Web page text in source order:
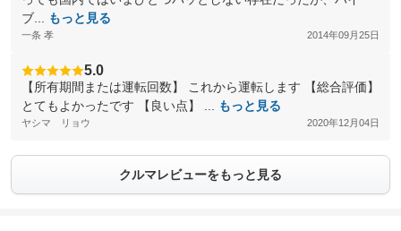
ブ...
もっと見る
一条 孝 2014年09月25日
5.0
【所有期間または運転回数】 これから運転します 【総合評価】
とてもよかったです 【良い点】 ...
もっと見る
ヤシマ リョウ 2020年12月04日
クルマレビューをもっと見る